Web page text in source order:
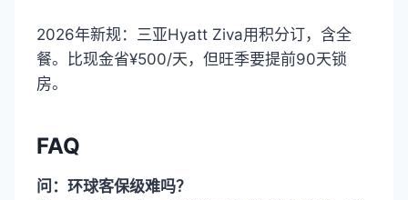
2026年新规：三亚Hyatt Ziva用积分订，含全
餐。比现金省¥500/天，但旺季要提前90天锁
房。
FAQ
问：环球客保级难吗？